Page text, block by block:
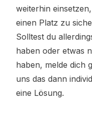
weiterhin
einen Platz zu
Solltest du
haben oder etwas
haben, melde dich
uns das dann
eine Lösung.